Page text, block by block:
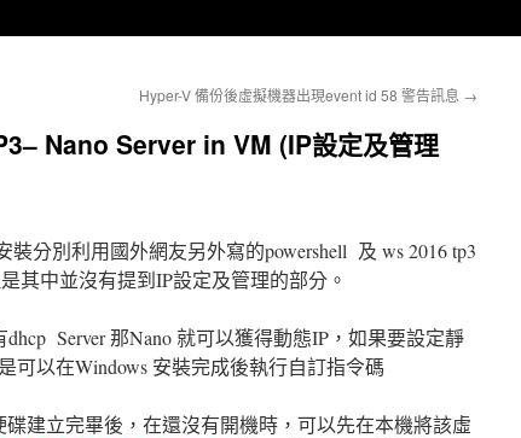
Hyper-V 備份後虛擬機器出現event id 58 警告訊息 →
Nano Server in VM (IP設定及管理
分別利用國外網友另外寫的powershell 及 ws 2016 tp3
其中並沒有提到IP設定及管理的部分。
Server 那Nano 就可以獲得動態IP，如果要設定靜
可以在Windows 安裝完成後執行自訂指令碼
碟建立完畢後，在還沒有開機時，可以先在本機將該虛